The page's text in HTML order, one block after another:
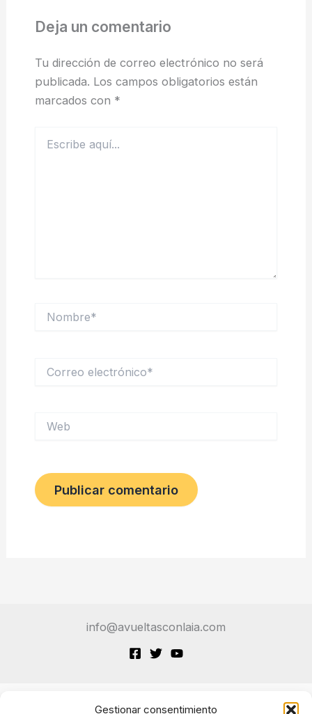
Gestionar consentimiento
Deja un comentario
Tu dirección de correo electrónico no será
publicada. Los campos obligatorios están
marcados con *
aquí...
electrónico*
info@avueltasconlaia.com